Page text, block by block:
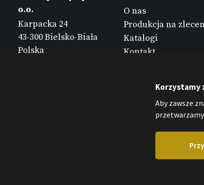
o.o.
Karpacka 24
43-300 Bielsko-Biała
Polska
O nas
Produkcja na
Katalogi
Kontakt
Korzystamy
Aby zawsze